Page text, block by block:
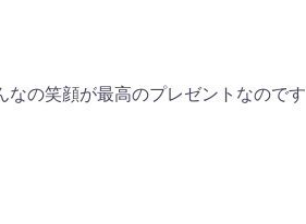
の笑顔が最高のプレゼントなのです